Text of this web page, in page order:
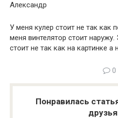
Александр
У меня кулер стоит не так как
меня винтелятор стоит
стоит не так как на картинке а
0
Понравилась